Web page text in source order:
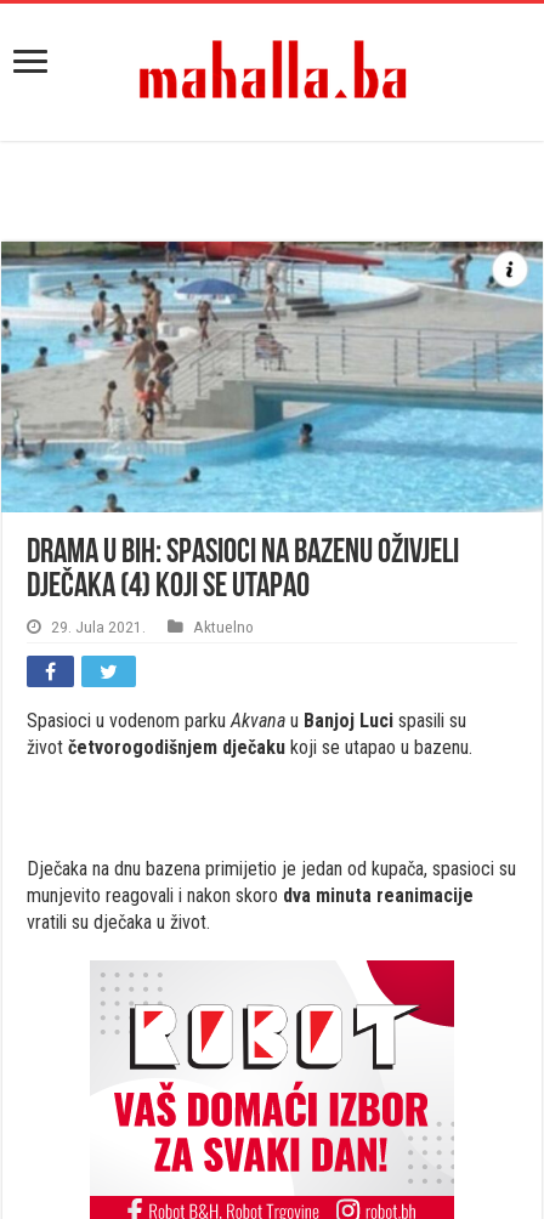
Drama u BiH: Spasioci na bazenu oživjeli
dječaka (4) koji se utapao
29. Jula 2021. Aktuelno
Spasioci u vodenom parkuAkvana u Banjoj Luci spasili su
život četvorogodišnjem dječaku koji se utapao u bazenu.
Dječaka na dnu bazena primijetio je jedan od kupača, spasioci su
munjevito reagovali i nakon skoro dva minuta reanimacije
vratili su dječaka u život.